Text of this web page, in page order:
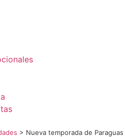
> Nueva temporada de Paraguas